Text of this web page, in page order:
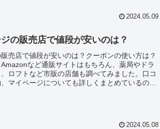
2024.05.09
の販売店で値段が安いのは？
売店で値段が安いのは？クーポンの使い方は？
など通販サイトはもちろん、薬局やドラ
ロフトなど市販の店舗も調べてみました。口コ
マイページについても詳しくまとめているの
2024.05.08